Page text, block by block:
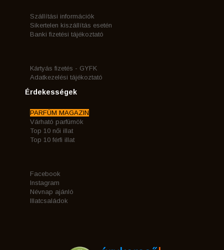
Szállítási információk
Sikertelen kiszállítás esetén
Banki fizetési tájékoztató
Kártyás fizetés - GYFK
Adatkezelési tájékoztató
Érdekességek
PARFÜM MAGAZIN
Várható parfümök
Top 10 női illat
Top 10 férfi illat
Facebook
Instagram
Névnap ajánló
Illatcsaládok